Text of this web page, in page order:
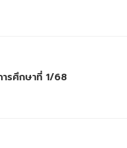
รศึกษาที่ 1/68